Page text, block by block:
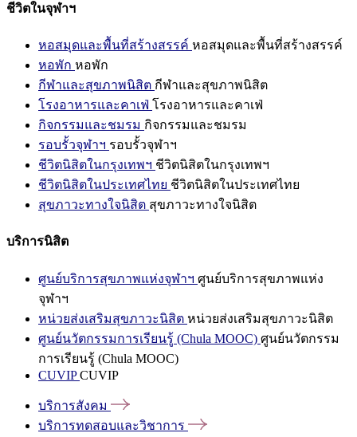
ชีวิตในจุฬาฯ
หอสมุดและพื้นที่สร้างสรรค์ หอสมุดและพื้นที่สร้างสรรค์
หอพัก หอพัก
กีฬาและสุขภาพนิสิต กีฬาและสุขภาพนิสิต
โรงอาหารและคาเฟ่ โรงอาหารและคาเฟ่
กิจกรรมและชมรม กิจกรรมและชมรม
รอบรั้วจุฬาฯ รอบรั้วจุฬาฯ
ชีวิตนิสิตในกรุงเทพฯ ชีวิตนิสิตในกรุงเทพฯ
ชีวิตนิสิตในประเทศไทย ชีวิตนิสิตในประเทศไทย
สุขภาวะทางใจนิสิต สุขภาวะทางใจนิสิต
บริการนิสิต
ศูนย์บริการสุขภาพแห่งจุฬาฯ ศูนย์บริการสุขภาพแห่ง
จุฬาฯ
หน่วยส่งเสริมสุขภาวะนิสิต หน่วยส่งเสริมสุขภาวะนิสิต
ศูนย์นวัตกรรมการเรียนรู้ (Chula MOOC) ศูนย์นวัตกรรม
การเรียนรู้ (Chula MOOC)
CUVIPCUVIP
บริการสังคม
บริการทดสอบและวิชาการ